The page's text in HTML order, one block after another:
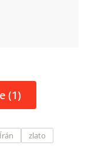
(1)
Írán
zlato